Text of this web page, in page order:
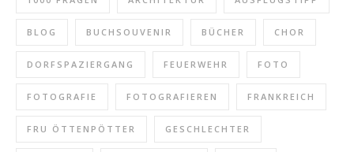
BLOG BUCHSOUVENIR BÜCHER CHOR
DORFSPAZIERGANG FEUERWEHR FOTO
FOTOGRAFIE FOTOGRAFIEREN FRANKREICH
FRU ÖTTENPÖTTER GESCHLECHTER